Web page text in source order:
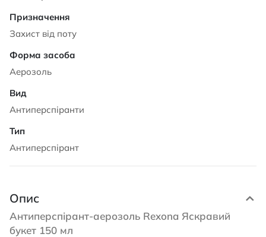
Захист від поту
Аерозоль
Антиперспіранти
Антиперспірант
Опис
Антиперспірант-аерозоль Rexona Яскравий
букет 150 мл